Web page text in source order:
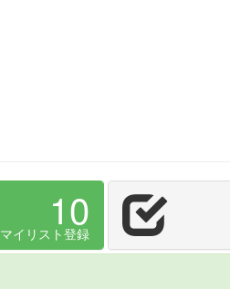
10
マイリスト登録